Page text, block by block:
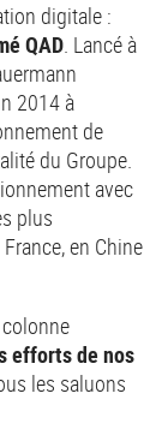
digitale :
QAD. Lancé à
2014 à
de
du Groupe.
avec
plus
en Chine
efforts de nos
les saluons